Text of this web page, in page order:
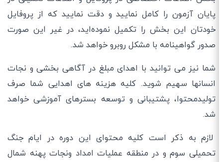
پایان آزمون را کامل نمایید و دقت نمایید که از پروفایل
خودتان این بخش را تکمیل نموده‌اید، در غیر این صورت
صدور گواهینامه با مشکل روبرو خواهد شد.
شما نیز می توانید با اهدای مبلغ در آگاهی بخشی و نجات
انسانها سهیم شوید. کلیه هزینه های اهدایی شما صرف
تولیدمحتوا، پشتیبانی و توسعه بسترهای آموزشی خواهد
شد.
لازم به ذکر است کلیه محتوای این دوره در ایام جنگ
تحمیلی سوم و در منطقه عملیات امداد ونجات پهنه شمال